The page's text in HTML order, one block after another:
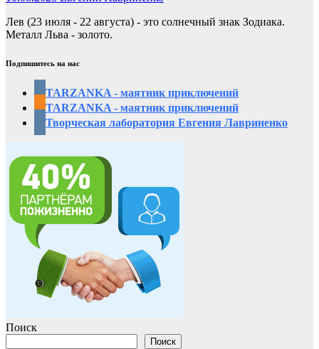
Лев (23 июля - 22 августа) - это солнечный знак Зодиака.
Металл Льва - золото.
Подпишитесь на нас
TARZANKA - маятник приключений
TARZANKA - маятник приключений
Творческая лаборатория Евгения Лавриненко
Поиск
Поиск